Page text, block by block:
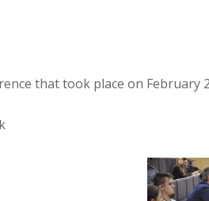
that took place on February